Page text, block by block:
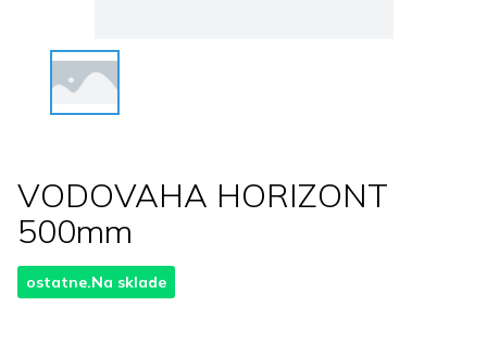
VODOVAHA HORIZONT
500mm
ostatne.Na sklade